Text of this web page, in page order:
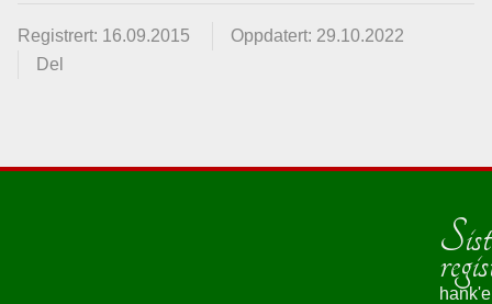
Registrert: 16.09.2015
Oppdatert: 29.10.2022
Del
hank'e